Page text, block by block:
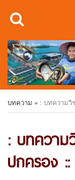
บทความ » : บทความวิ
: บทควา
ปกครอง ::